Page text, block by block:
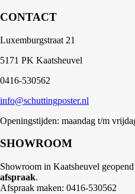
CONTACT
Luxemburgstraat 21
5171 PK Kaatsheuvel
0416-530562
info@schuttingposter.nl
Openingstijden: maandag t/m
SHOWROOM
Showroom in Kaatsheuvel
afspraak.
Afspraak maken: 0416-530562